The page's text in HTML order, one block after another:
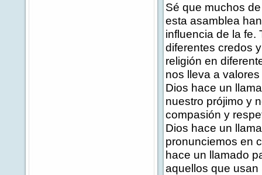
Sé que muchos
esta asamblea
influencia de la fe.
diferentes credos
religión en
nos lleva a
Dios hace un
nuestro prójimo y
compasión y
Dios hace un
pronunciemos en
hace un llamado
aquellos que usan